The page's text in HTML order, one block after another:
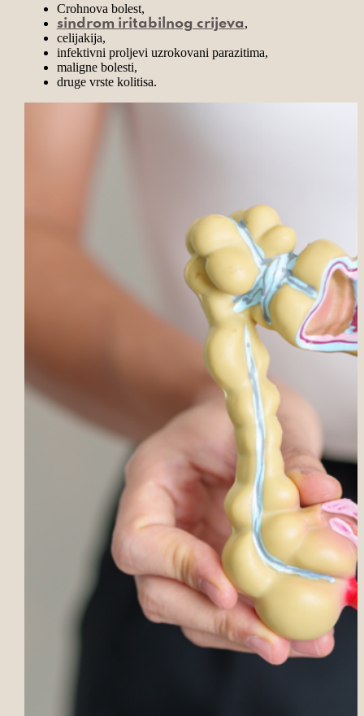
Crohnova bolest,
sindrom iritabilnog crijeva,
celijakija,
infektivni proljevi uzrokovani parazitima,
maligne bolesti,
druge vrste kolitisa.